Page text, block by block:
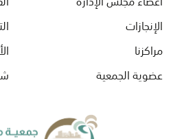
الإنجازات
مراكزنا
عضوية الجمعية